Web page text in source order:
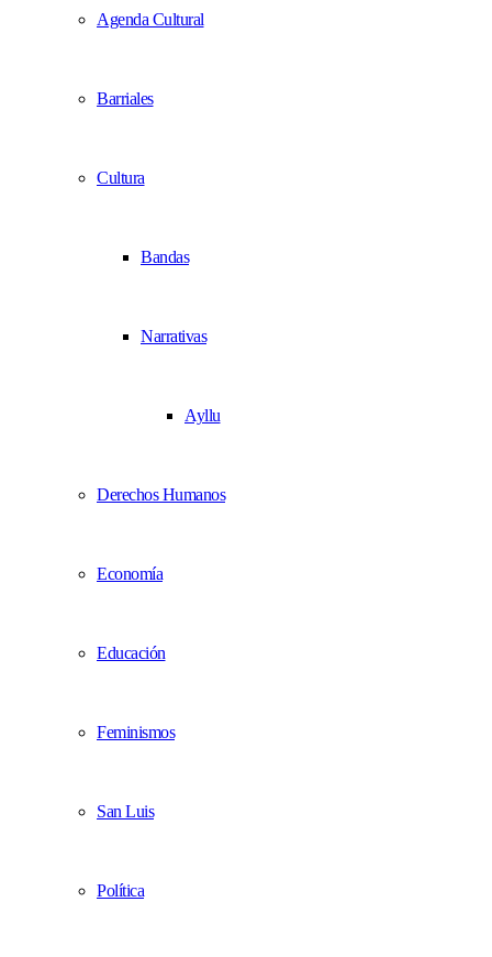
Agenda Cultural
Barriales
Cultura
Bandas
Narrativas
Ayllu
Derechos Humanos
Economía
Educación
Feminismos
San Luis
Política